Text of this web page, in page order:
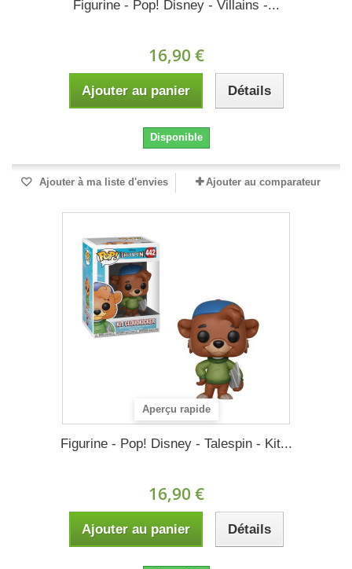
Figurine - Pop! Disney - Villains -...
16,90 €
Ajouter au panier Détails
Disponible
Ajouter à ma liste d'envies Ajouter au comparateur
Aperçu rapide
Figurine - Pop! Disney - Talespin - Kit...
16,90 €
Ajouter au panier Détails